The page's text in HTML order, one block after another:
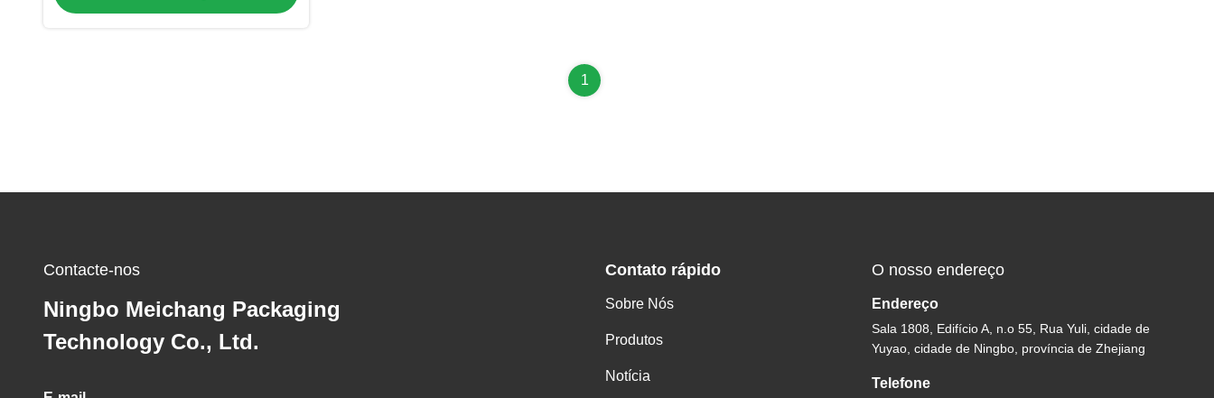
4)
1
Contacte-nos
Ningbo Meichang Packaging
Technology Co., Ltd.
Contato rápido
Sobre Nós
Produtos
Notícia
O nosso endereço
Endereço
Sala 1808, Edifício A, n.o 55, Rua Yuli, cidade de
Yuyao, cidade de Ningbo, província de Zhejiang
Telefone